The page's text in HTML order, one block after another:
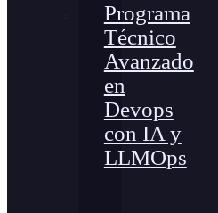
Programa
Técnico
Avanzado
en
Devops
con IA y
LLMOps